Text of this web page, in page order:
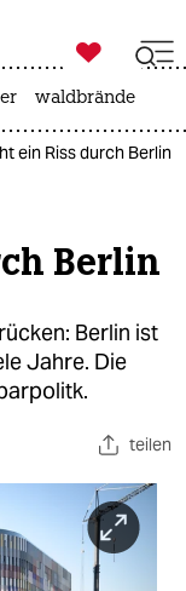

taz zahl ich
waldbrände
ein Riss durch Berlin
Berlin
Berlin ist
Jahre. Die
teilen